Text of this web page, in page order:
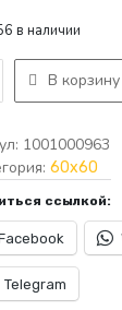
29.50₾.
в наличии
В корзину
1001000963
60x60
ссылкой:
Telegram